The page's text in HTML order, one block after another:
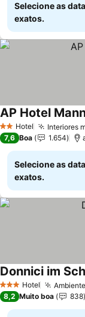
Selecione as
exatos.
2 Estrelas
Hotel Interiores
AP Hotel
7,6 Boa 1.654
Selecione as
exatos.
3 EstrelasHotel
Donnici im
8,2 Muito boa 838